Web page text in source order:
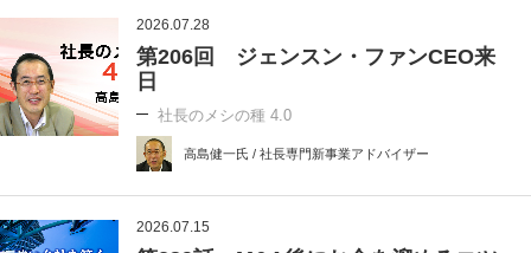
2026.07.28
第206回 ジェンスン・ファンCEO来
日
社長のメシの種 4.0
高島健一氏 / 社長専門新事業アドバイザー
2026.07.15